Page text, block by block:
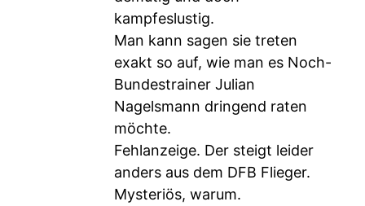
kampfeslustig.
Man kann sagen sie treten
exakt so auf, wie man es Noch-
Bundestrainer Julian
Nagelsmann dringend raten
möchte.
Fehlanzeige. Der steigt leider
anders aus dem DFB Flieger.
Mysteriös, warum.